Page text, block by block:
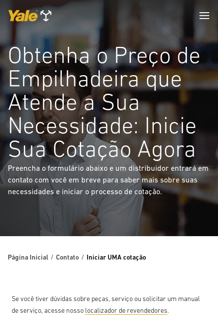
Obtenha o Preço de
Empilhadeira que
Atende a Sua
Necessidade: Inicie
Sua Cotação Agora
Preencha o formulário abaixo e um distribuidor entrará em
contato com você em breve para saber mais sobre suas
necessidades e iniciar o processo de cotação.
Página Inicial Contato Iniciar UMA cotação
Se você tiver dúvidas sobre peças, serviço ou solicitar um manual
de serviço, acesse nosso localizador de revendedores.